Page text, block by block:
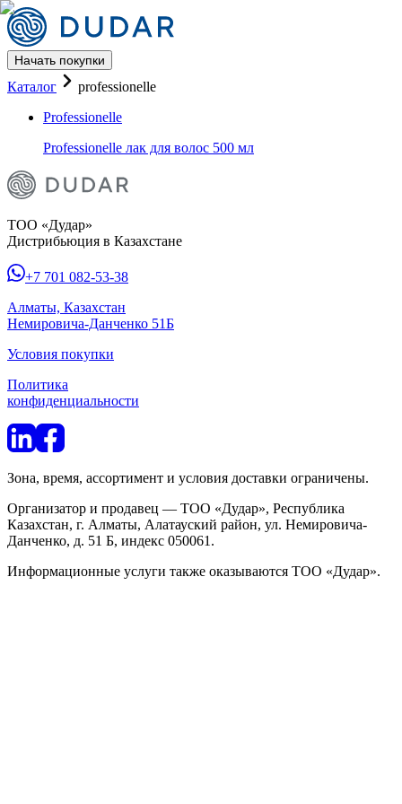
Начать покупки
Каталог Professionelle
Каталог
professionelle
Professionelle
Professionelle лак для волос 500 мл
ТОО «Дудар»
Дистрибьюция в Казахстане
+7 701 082-53-38
Алматы, Казахстан
Немировича-Данченко 51Б
Условия покупки
Политика
конфиденциальности
Зона, время, ассортимент и условия доставки ограничены.
Организатор и продавец — ТОО «Дудар», Республика
Казахстан, г. Алматы, Алатауский район, ул. Немировича-
Данченко, д. 51 Б, индекс 050061.
Информационные услуги также оказываются ТОО «Дудар».